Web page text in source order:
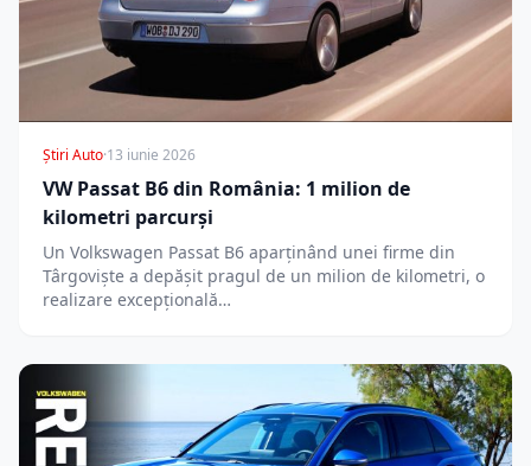
Știri Auto·13 iunie 2026
VW Passat B6 din România: 1 milion de
kilometri parcurși
Un Volkswagen Passat B6 aparținând unei firme din
Târgoviște a depășit pragul de un milion de kilometri, o
realizare excepțională…